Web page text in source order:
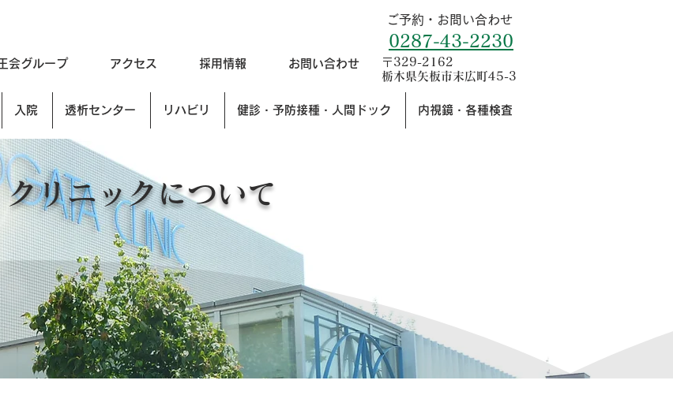
会グループ アクセス 採用情報 お問い合わせ
ご予約・お問い合わせ
0287-43-2230
〒329-2162
栃木県矢板市末広町45-3
入院 透析センター リハビリ 健診・予防接種・人間ドック 内視鏡・各種検査
クリニックについて